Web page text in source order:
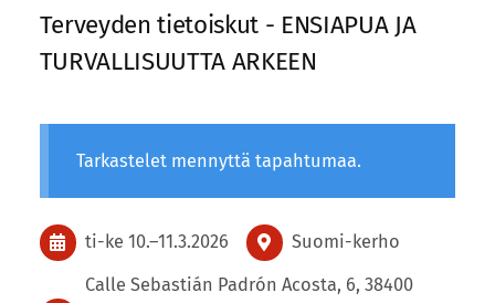
Terveyden tietoiskut - ENSIAPUA JA
TURVALLISUUTTA ARKEEN
Tarkastelet mennyttä tapahtumaa.
ti-ke 10.–11.3.2026 Suomi-kerho
Calle Sebastián Padrón Acosta, 6, 38400